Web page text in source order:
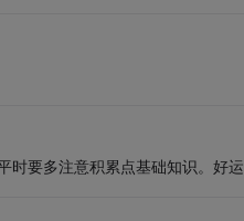
时要多注意积累点基础知识。好运